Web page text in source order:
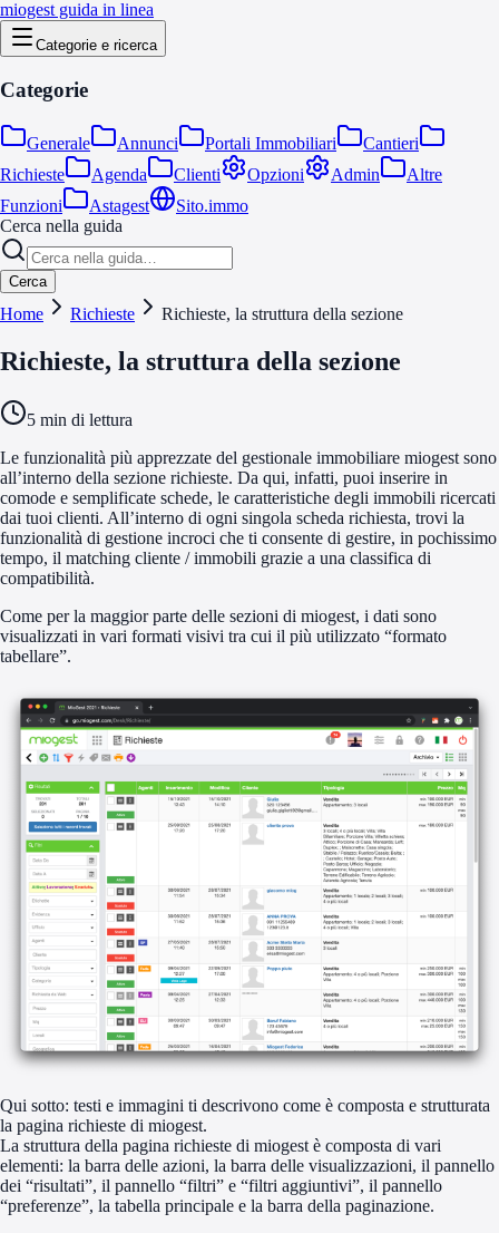
miogest guida in linea
Categorie e ricerca
Categorie
Generale Annunci Portali Immobiliari
Cantieri
Richieste
Agenda Clienti Opzioni Admin
Altre
Funzioni
Astagest
Sito.immo
Cerca nella guida
Cerca
Home Richieste Richieste, la struttura della sezione
Richieste, la struttura della sezione
5 min di lettura
Le funzionalità più apprezzate del gestionale immobiliare miogest sono
all’interno della sezione richieste. Da qui, infatti, puoi inserire in
comode e semplificate schede, le caratteristiche degli immobili ricercati
dai tuoi clienti. All’interno di ogni singola scheda richiesta, trovi la
funzionalità di gestione incroci che ti consente di gestire, in pochissimo
tempo, il matching cliente / immobili grazie a una classifica di
compatibilità.
Come per la maggior parte delle sezioni di miogest, i dati sono
visualizzati in vari formati visivi tra cui il più utilizzato “formato
tabellare”.
Qui sotto: testi e immagini ti descrivono come è composta e strutturata
la pagina richieste di miogest.
La struttura della pagina richieste di miogest è composta di vari
elementi: la barra delle azioni, la barra delle visualizzazioni, il pannello
dei “risultati”, il pannello “filtri” e “filtri aggiuntivi”, il pannello
“preferenze”, la tabella principale e la barra della paginazione.